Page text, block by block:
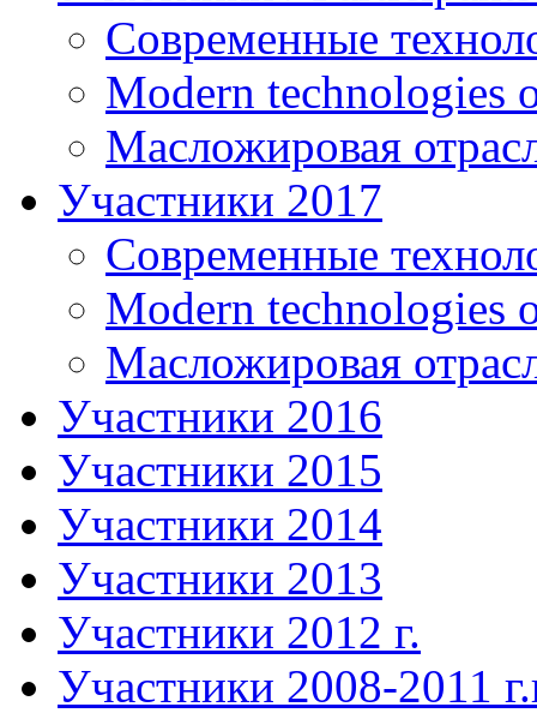
Современные
Modern technologies
Масложировая
Участники 2017
Современные
Modern technologies
Масложировая
Участники 2016
Участники 2015
Участники 2014
Участники 2013
Участники 2012 г.
Участники 2008-2011